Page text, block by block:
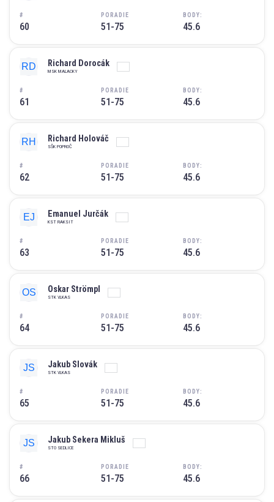
#
60
PORADIE
51-75
BODY:
45.6
#
61
Richard Dorocák
MSK MALACKY
PORADIE
51-75
BODY:
45.6
#
62
Richard Holováč
SŠK POPROČ
PORADIE
51-75
BODY:
45.6
#
63
Emanuel Jurčák
KST RAKSIT
PORADIE
51-75
BODY:
45.6
#
64
Oskar Strömpl
STK VLKAS
PORADIE
51-75
BODY:
45.6
#
65
Jakub Slovák
STK VLKAS
PORADIE
51-75
BODY:
45.6
#
66
Jakub Sekera Mikluš
STO SEDLICE
PORADIE
51-75
BODY:
45.6